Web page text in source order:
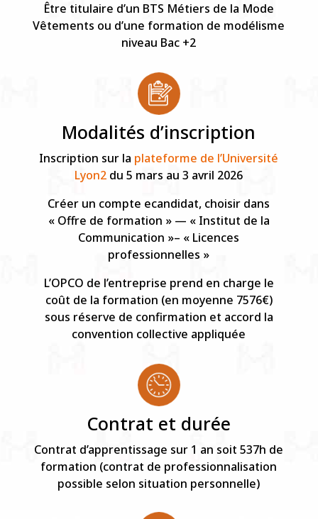
Être titulaire d’un BTS Métiers de la Mode
Vêtements ou d’une formation de modélisme
niveau Bac +2
Modalités d’inscription
Inscription sur la plateforme de l’Université
Lyon2 du 5 mars au 3 avril 2026
Créer un compte ecandidat, choisir dans
« Offre de formation » — « Institut de la
Communication »– « Licences
professionnelles »
L’OPCO de l’entreprise prend en charge le
coût de la formation (en moyenne 7576€)
sous réserve de confirmation et accord la
convention collective appliquée
Contrat et durée
Contrat d’apprentissage sur 1 an soit 537h de
formation (contrat de professionnalisation
possible selon situation personnelle)